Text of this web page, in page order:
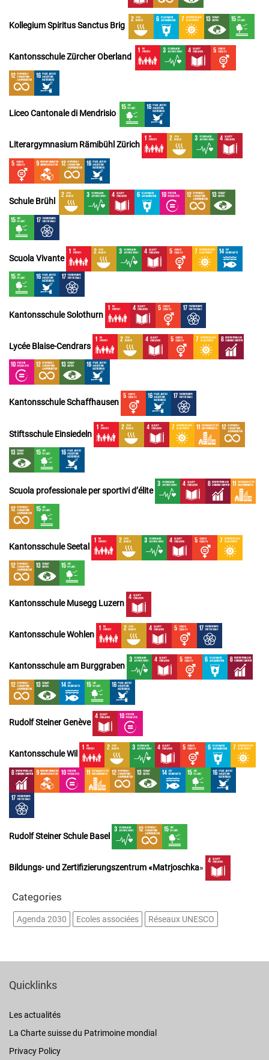
Kollegium Spiritus Sanctus Brig
Kantonsschule Zürcher Oberland
Liceo Cantonale di Mendrisio
Literargymnasium Rämibühl Zürich
Schule Brühl
Scuola Vivante
Kantonsschule Solothurn
Lycée Blaise-Cendrars
Kantonsschule Schaffhausen
Stiftsschule Einsiedeln
Scuola professionale per sportivi d’élite
Kantonsschule Seetal
Kantonsschule Musegg Luzern
Kantonsschule Wohlen
Kantonsschule am Burggraben
Rudolf Steiner Genève
Kantonsschule Wil
Rudolf Steiner Schule Basel
Bildungs- und Zertifizierungszentrum «Matrjoschka»
Categories
Agenda 2030 Ecoles associées Réseaux UNESCO
Quicklinks
Les actualités
La Charte suisse du Patrimoine mondial
Privacy Policy